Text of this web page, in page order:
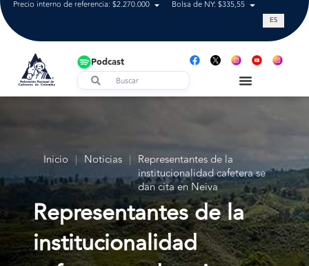
Precio interno de referencia: $2.270.000 Bolsa de NY: $335,55 Tasa de
ES
Podcast
Inicio | Noticias | Representantes de la
institucionalidad cafetera se
dan cita en Neiva
Representantes de la
institucionalidad